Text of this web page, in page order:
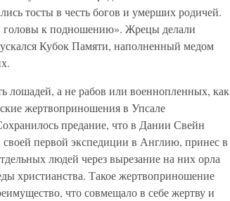
тосты в честь богов и умерших родичей.
головы к подношению». Жрецы делали
Кубок Памяти, наполненный медом
лошадей, а не рабов или военнопленных, как
жертвоприношения в Упсале
предание, что в Дании Свейн
первой экспедиции в Англию, принес в
людей через вырезание на них орла
христианства. Такое жертвоприношение
что совмещало в себе жертву и